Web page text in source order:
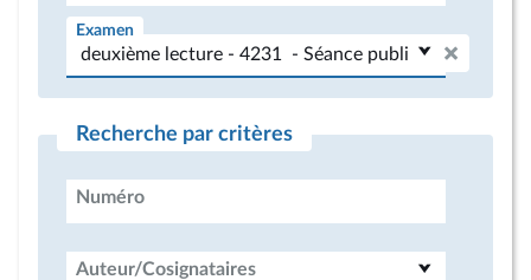
Examen
Recherche par critères
Numéro
Auteur/Cosignataires